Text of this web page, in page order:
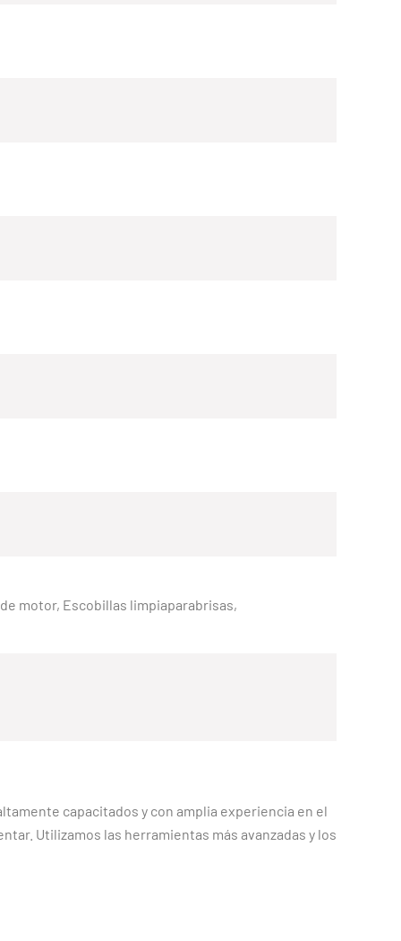
motor, Escobillas limpiaparabrisas,
capacitados y con amplia experiencia en el
Utilizamos las herramientas más avanzadas y los